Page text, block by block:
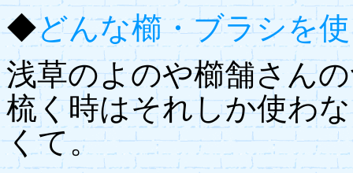
◆どんな櫛・ブラシを
浅草のよのや櫛舗さん
梳く時はそれしか使わ
くて。